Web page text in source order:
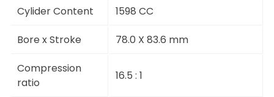
Cylider Content 1598 CC
Bore x Stroke 78.0 X 83.6 mm
Compression
ratio
16.5 : 1